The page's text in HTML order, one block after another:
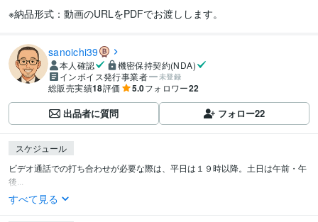
※納品形式：動画のURLをPDFでお渡しします。
sanoichi39
本人確認
機密保持契約(NDA)
インボイス発行事業者
未登録
総販売実績18評価 5.0フォロワー22
出品者に質問 フォロー22
スケジュール
ビデオ通話での打ち合わせが必要な際は、平日は１９時以降。土日は午前・午
後...
すべて見る